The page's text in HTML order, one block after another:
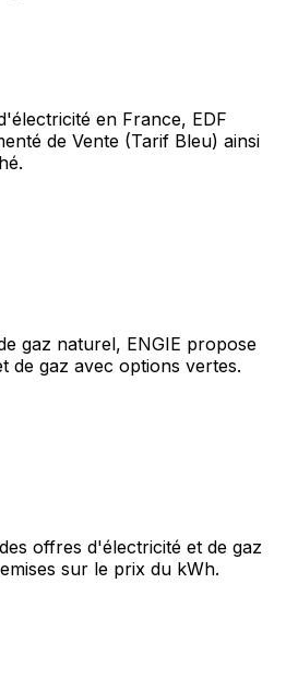
en France, EDF
de Vente (Tarif Bleu) ainsi
gaz naturel, ENGIE propose
de gaz avec options vertes.
offres d'électricité et de gaz
sur le prix du kWh.